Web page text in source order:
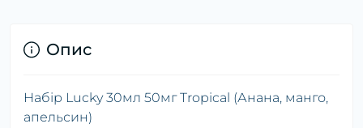
Опис
Набір Lucky 30мл 50мг Tropical (Анана, манго,
апельсин)